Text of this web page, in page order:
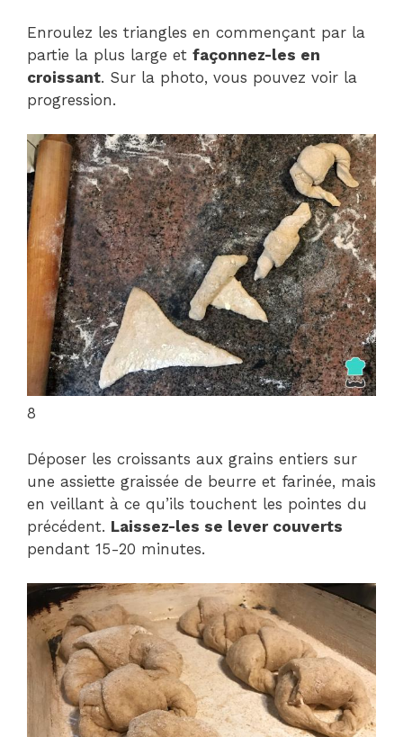
Enroulez les triangles en commençant par la
partie la plus large et façonnez-les en
croissant. Sur la photo, vous pouvez voir la
progression.
8
Déposer les croissants aux grains entiers sur
une assiette graissée de beurre et farinée, mais
en veillant à ce qu’ils touchent les pointes du
précédent. Laissez-les se lever couverts
pendant 15-20 minutes.